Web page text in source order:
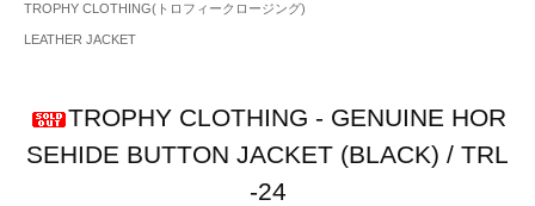
TROPHY CLOTHING(トロフィークロージング)
LEATHER JACKET
TROPHY CLOTHING - GENUINE HOR
SEHIDE BUTTON JACKET (BLACK) / TRL
-24